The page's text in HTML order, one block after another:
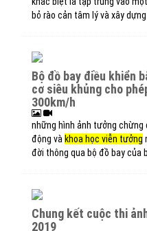
bỏ rào cản tâm lý và xây
bộ đồ bay điều khiển bằng điện của bmw, động
cơ siêu khủng cho
300km/h
những hình ảnh tưởng
động và khoa học viễn tưởng
đời thông qua bộ đồ bay của
chung kết cuộc thi ảnh du lịch địa lý quốc gia
2019